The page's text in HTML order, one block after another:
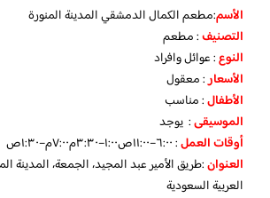
الأسم:مطعم الكمال الدمشقي المدينة المنورة
التصنيف: مطعم
النوع: عوائل وافراد
الأسعار: معقول
الأطفال: مناسب
الموسيقى: يوجد
أوقات العمل: ٦:٠٠–١١:٠٠ص١:٠٠–٣:٣٠م٧:٠٠م–١:٣٠ص
العنوان
العربية السعودية